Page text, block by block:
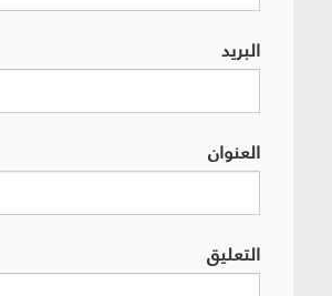
البريد
العنوان
التعليق